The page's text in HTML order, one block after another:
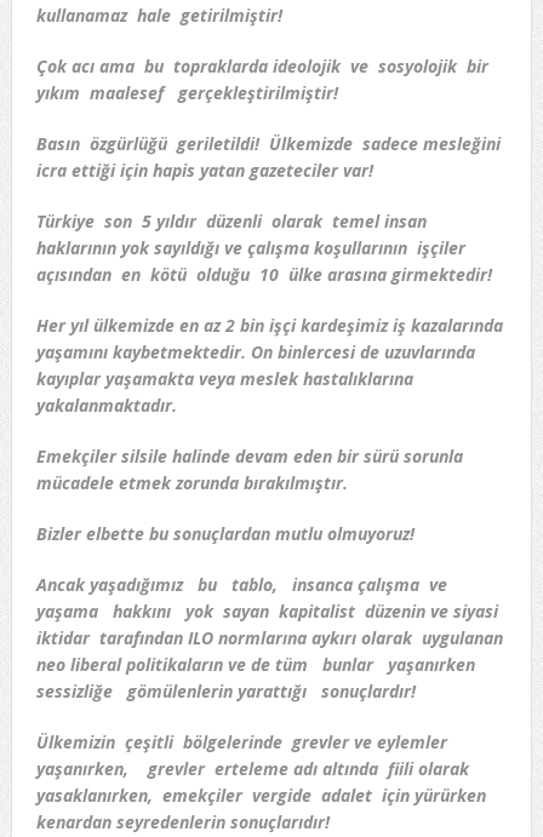
kullanamaz hale getirilmiştir!
Çok acı ama bu topraklarda ideolojik ve sosyolojik bir
yıkım maalesef gerçekleştirilmiştir!
Basın özgürlüğü geriletildi! Ülkemizde sadece mesleğini
icra ettiği için hapis yatan gazeteciler var!
Türkiye son 5 yıldır düzenli olarak temel insan
haklarının yok sayıldığı ve çalışma koşullarının işçiler
açısından en kötü olduğu 10 ülke arasına girmektedir!
Her yıl ülkemizde en az 2 bin işçi kardeşimiz iş kazalarında
yaşamını kaybetmektedir. On binlercesi de uzuvlarında
kayıplar yaşamakta veya meslek hastalıklarına
yakalanmaktadır.
Emekçiler silsile halinde devam eden bir sürü sorunla
mücadele etmek zorunda bırakılmıştır.
Bizler elbette bu sonuçlardan mutlu olmuyoruz!
Ancak yaşadığımız bu tablo, insanca çalışma ve
yaşama hakkını yok sayan kapitalist düzenin ve siyasi
iktidar tarafından ILO normlarına aykırı olarak uygulanan
neo liberal politikaların ve de tüm bunlar yaşanırken
sessizliğe gömülenlerin yarattığı sonuçlardır!
Ülkemizin çeşitli bölgelerinde grevler ve eylemler
yaşanırken, grevler erteleme adı altında fiili olarak
yasaklanırken, emekçiler vergide adalet için yürürken
kenardan seyredenlerin sonuçlarıdır!